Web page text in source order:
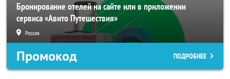
Бронирование отелей на сайте или в приложении
сервиса «Авито Путешествия»
Россия
Промокод ПОДРОБНЕЕ